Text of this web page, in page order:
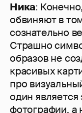
Ника:
обвиняют в
сознательно
Страшно
образов не
красивых
про
один является
фотографии, а